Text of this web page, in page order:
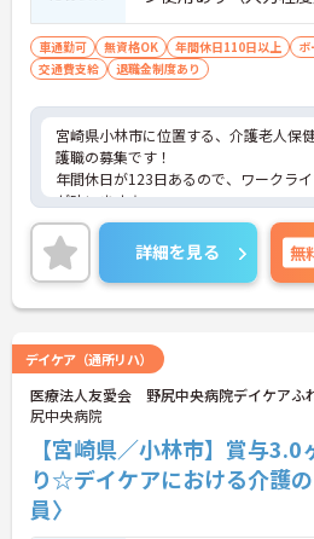
車通勤可 無資格OK 年間休日110日以上 ボ
交通費支給
退職金制度あり
宮崎県小林市に位置する、介護老人保
護職の募集です！
年間休日が123日あるので、ワークラ
が叶います☆
住宅手当がある為、生活面の負担を軽
て長く勤務していただけます♪
マイカー通勤可能なので通勤らくらく
ご興味のある方には、面接対策ポイン
に詳細をご案内しますのでお気軽にご
詳細を見る 無
デイケア（通所リハ）
医療法人友愛会 野尻中央病院デイケアふ
尻中央病院
【宮崎県／小林市】賞与
り☆デイケアにおける介護
員〉